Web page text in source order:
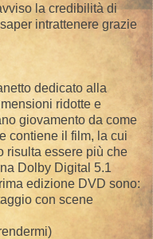
la credibilità di
intrattenere grazie
dedicato alla
ridotte e
giovamento da come
contiene il film, la cui
risulta essere più che
Dolby Digital 5.1
edizione DVD sono:
con scene